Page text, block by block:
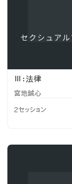
Ⅲ：法律
宮地誠心
2セッション